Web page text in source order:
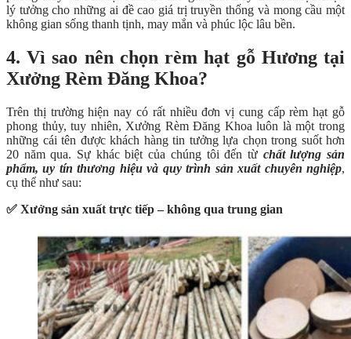
lý tưởng cho những ai đề cao giá trị truyền thống và mong cầu một
không gian sống thanh tịnh, may mắn và phúc lộc lâu bền.
4. Vì sao nên chọn rèm hạt gỗ Hương tại
Xưởng Rèm Đăng Khoa?
Trên thị trường hiện nay có rất nhiều đơn vị cung cấp rèm hạt gỗ
phong thủy, tuy nhiên, Xưởng Rèm Đăng Khoa luôn là một trong
những cái tên được khách hàng tin tưởng lựa chọn trong suốt hơn
20 năm qua. Sự khác biệt của chúng tôi đến từ chất lượng sản
phẩm, uy tín thương hiệu và quy trình sản xuất chuyên nghiệp,
cụ thể như sau:
✅ Xưởng sản xuất trực tiếp – không qua trung gian